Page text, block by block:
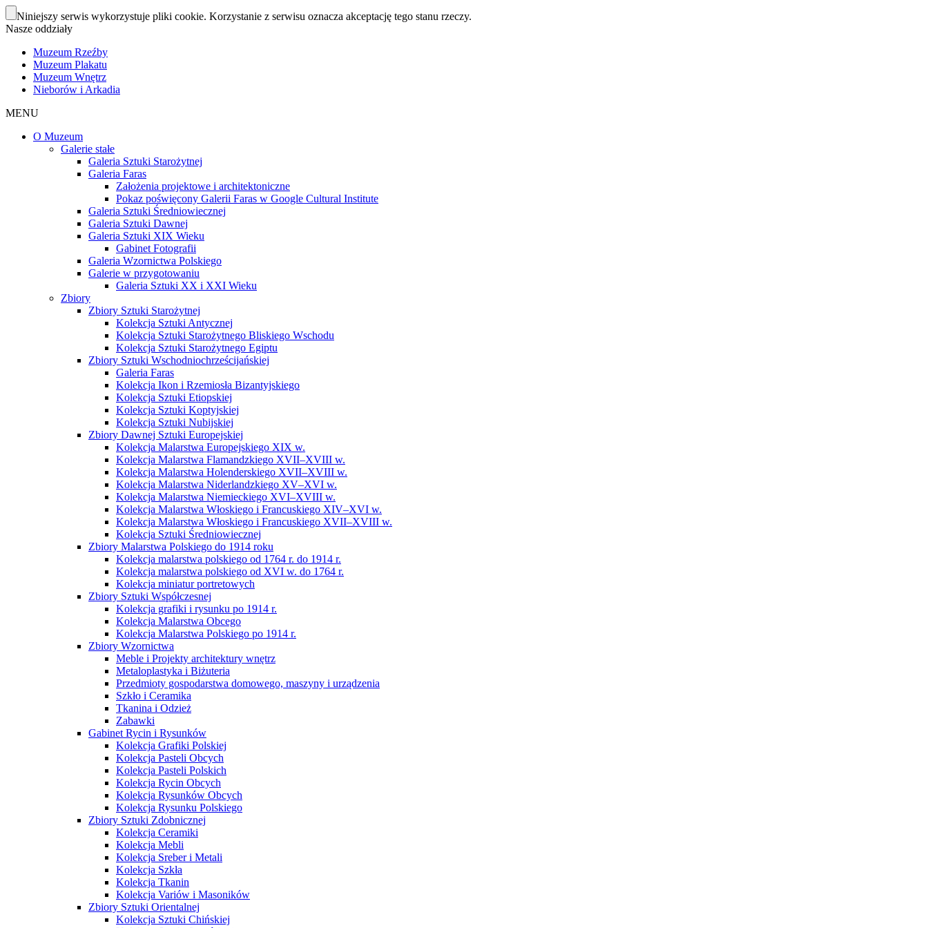
Niniejszy serwis wykorzystuje pliki cookie. Korzystanie z serwisu oznacza akceptację tego stanu rzeczy.
Nasze oddziały
Muzeum Rzeźby
Muzeum Plakatu
Muzeum Wnętrz
Nieborów i Arkadia
MENU
O Muzeum
Galerie stałe
Galeria Sztuki Starożytnej
Galeria Faras
Założenia projektowe i architektoniczne
Pokaz poświęcony Galerii Faras w Google Cultural Institute
Galeria Sztuki Średniowiecznej
Galeria Sztuki Dawnej
Galeria Sztuki XIX Wieku
Gabinet Fotografii
Galeria Wzornictwa Polskiego
Galerie w przygotowaniu
Galeria Sztuki XX i XXI Wieku
Zbiory
Zbiory Sztuki Starożytnej
Kolekcja Sztuki Antycznej
Kolekcja Sztuki Starożytnego Bliskiego Wschodu
Kolekcja Sztuki Starożytnego Egiptu
Zbiory Sztuki Wschodniochrześcijańskiej
Galeria Faras
Kolekcja Ikon i Rzemiosła Bizantyjskiego
Kolekcja Sztuki Etiopskiej
Kolekcja Sztuki Koptyjskiej
Kolekcja Sztuki Nubijskiej
Zbiory Dawnej Sztuki Europejskiej
Kolekcja Malarstwa Europejskiego XIX w.
Kolekcja Malarstwa Flamandzkiego XVII–XVIII w.
Kolekcja Malarstwa Holenderskiego XVII–XVIII w.
Kolekcja Malarstwa Niderlandzkiego XV–XVI w.
Kolekcja Malarstwa Niemieckiego XVI–XVIII w.
Kolekcja Malarstwa Włoskiego i Francuskiego XIV–XVI w.
Kolekcja Malarstwa Włoskiego i Francuskiego XVII–XVIII w.
Kolekcja Sztuki Średniowiecznej
Zbiory Malarstwa Polskiego do 1914 roku
Kolekcja malarstwa polskiego od 1764 r. do 1914 r.
Kolekcja malarstwa polskiego od XVI w. do 1764 r.
Kolekcja miniatur portretowych
Zbiory Sztuki Współczesnej
Kolekcja grafiki i rysunku po 1914 r.
Kolekcja Malarstwa Obcego
Kolekcja Malarstwa Polskiego po 1914 r.
Zbiory Wzornictwa
Meble i Projekty architektury wnętrz
Metaloplastyka i Biżuteria
Przedmioty gospodarstwa domowego, maszyny i urządzenia
Szkło i Ceramika
Tkanina i Odzież
Zabawki
Gabinet Rycin i Rysunków
Kolekcja Grafiki Polskiej
Kolekcja Pasteli Obcych
Kolekcja Pasteli Polskich
Kolekcja Rycin Obcych
Kolekcja Rysunków Obcych
Kolekcja Rysunku Polskiego
Zbiory Sztuki Zdobnicznej
Kolekcja Ceramiki
Kolekcja Mebli
Kolekcja Sreber i Metali
Kolekcja Szkła
Kolekcja Tkanin
Kolekcja Variów i Masoników
Zbiory Sztuki Orientalnej
Kolekcja Sztuki Chińskiej